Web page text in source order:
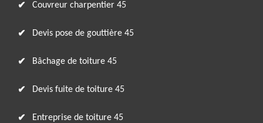
Couvreur charpentier 45
Devis pose de gouttière 45
Bâchage de toiture 45
Devis fuite de toiture 45
Entreprise de toiture 45